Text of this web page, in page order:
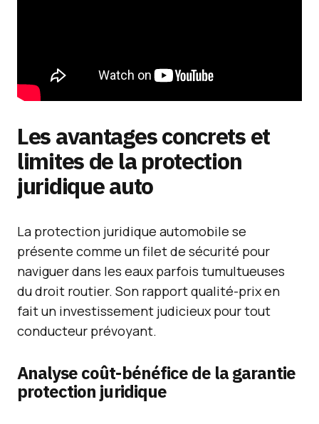
Les avantages concrets et
limites de la protection
juridique auto
La protection juridique automobile se
présente comme un filet de sécurité pour
naviguer dans les eaux parfois tumultueuses
du droit routier. Son rapport qualité-prix en
fait un investissement judicieux pour tout
conducteur prévoyant.
Analyse coût-bénéfice de la garantie
protection juridique